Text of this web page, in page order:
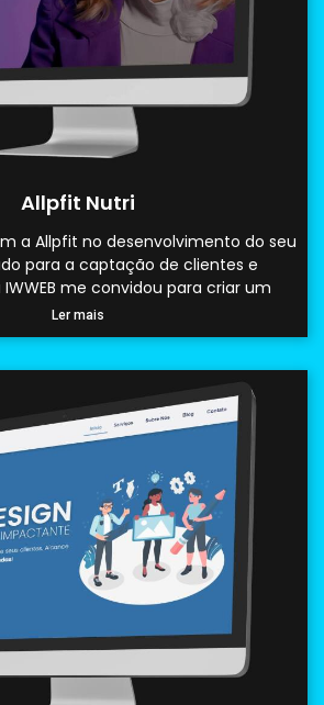
Allpfit Nutri
a Allpfit no desenvolvimento do seu
para a captação de clientes e
me convidou para criar um
Ler mais